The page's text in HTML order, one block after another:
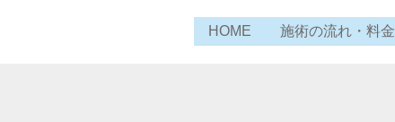
HOME 施術の流れ・料金